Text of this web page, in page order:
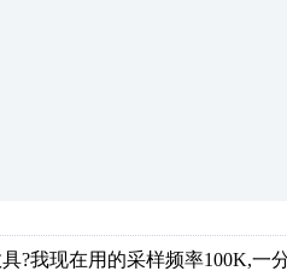
?我现在用的采样频率100K,